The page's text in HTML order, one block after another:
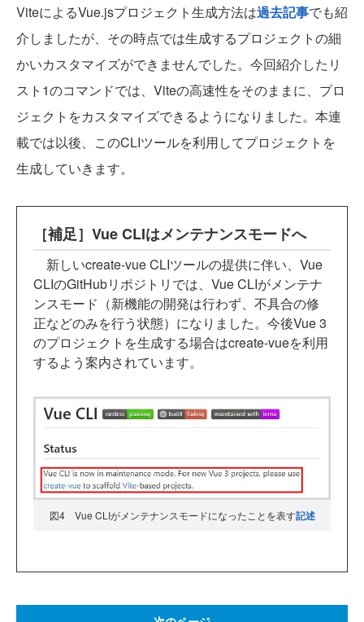
ViteによるVue.jsプロジェクト生成方法は過去記事でも紹
介しましたが、その時点では生成するプロジェクトの細
かいカスタマイズができませんでした。今回紹介したリ
スト1のコマンドでは、Viteの高速性をそのままに、プロ
ジェクトをカスタマイズできるようになりました。本連
載では以後、このCLIツールを利用してプロジェクトを
生成していきます。
［補足］Vue CLIはメンテナンスモードへ
新しいcreate-vue CLIツールの提供に伴い、Vue
CLIのGitHubリポジトリでは、Vue CLIがメンテナ
ンスモード（新機能の開発は行わず、不具合の修
正などのみを行う状態）になりました。今後Vue 3
のプロジェクトを生成する場合はcreate-vueを利用
するよう案内されています。
図4 Vue CLIがメンテナンスモードになったことを表す記述